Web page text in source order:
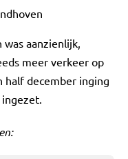
aanzienlijk,
meer verkeer op
half december inging